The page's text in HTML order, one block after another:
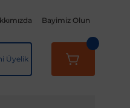
Bayimiz Olun
Üyelik